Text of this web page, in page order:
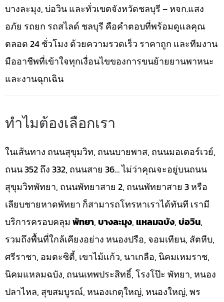
บางละมุง, บ่อวิน และทั่วเขตจังหวัดชลบุรี – หจก.แสง
อภัย รถยก รถสไลด์ ชลบุรี คือคำตอบที่พร้อมดูแลคุณ
ตลอด 24 ชั่วโมง ด้วยความรวดเร็ว ราคาถูก และทีมงาน
มืออาชีพที่เข้าใจทุกเงื่อนไขของการขนย้ายยานพาหนะ
และงานฉุกเฉิน
ทำไมต้องเลือกเรา
ในเส้นทาง ถนนสุขุมวิท, ถนนบายพาส, ถนนมอเตอร์เวย์,
ถนน 352 ถึง 332, ถนนสาย 36… ไม่ว่าคุณจะอยู่บนถนน
สุขุมวิทพัทยา, ถนนพัทยาสาย 2, ถนนพัทยาสาย 3 หรือ
เลียบชายหาดพัทยา ก็สามารถโทรหาเราได้ทันที เรามี
บริการครอบคลุมพัทยา,บางละมุง,แหลมฉบัง,บ่อวิน,
รวมถึงพื้นที่ใกล้เคียงอย่าง หนองปรือ, จอมเทียน, สัตหีบ,
ศรีราชา, อมตะซิตี้, เขาไม้แก้ว, นาเกลือ, นิคมเหมราช,
นิคมแหลมฉบัง, ถนนเทพประสิทธิ์, โรงโป๊ะ พัทยา, หนอง
ปลาไหล, สุขสมบูรณ์, หนองเกตุใหญ่, หนองใหญ่, พร